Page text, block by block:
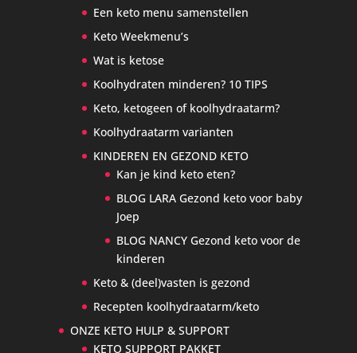
Een keto menu samenstellen
Keto Weekmenu’s
Wat is ketose
Koolhydraten minderen? 10 TIPS
Keto, ketogeen of koolhydraatarm?
Koolhydraatarm varianten
KINDEREN EN GEZOND KETO
Kan je kind keto eten?
BLOG LARA Gezond keto voor baby
Joep
BLOG NANCY Gezond keto voor de
kinderen
Keto & (deel)vasten is gezond
Recepten koolhydraatarm/keto
ONZE KETO HULP & SUPPORT
KETO SUPPORT PAKKET